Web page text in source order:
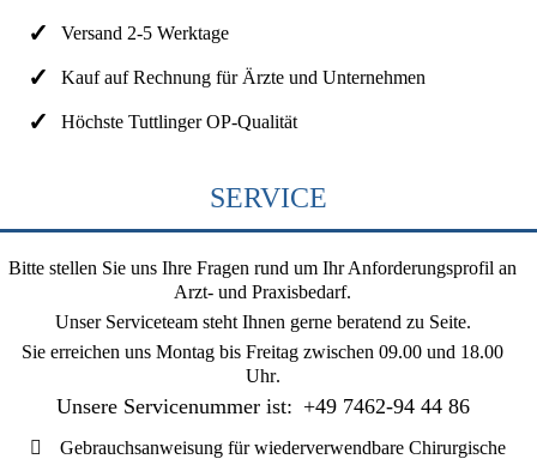
Versand 2-5 Werktage
Kauf auf Rechnung für Ärzte und Unternehmen
Höchste Tuttlinger OP-Qualität
SERVICE
Bitte stellen Sie uns Ihre Fragen rund um Ihr Anforderungsprofil an
Arzt- und Praxisbedarf.
Unser Serviceteam steht Ihnen gerne beratend zu Seite.
Sie erreichen uns Montag bis Freitag zwischen 09.00 und 18.00
Uhr.
Unsere Servicenummer ist: +49 7462-94 44 86
Gebrauchsanweisung für wiederverwendbare Chirurgische